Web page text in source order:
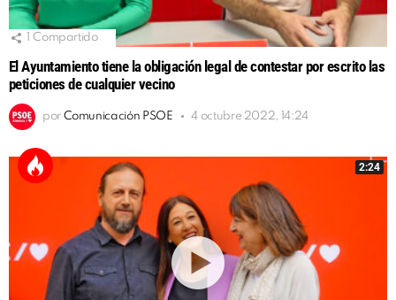
Compartido
El Ayuntamiento tiene la obligación legal de contestar por escrito las
peticiones de cualquier vecino
por Comunicación PSOE 4 octubre 2022, 14:24
2:24